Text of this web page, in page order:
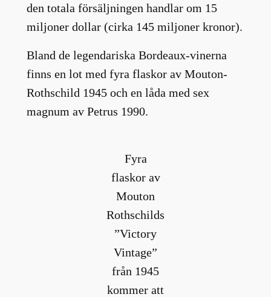
den totala försäljningen handlar om 15
miljoner dollar (cirka 145 miljoner kronor).
Bland de legendariska Bordeaux-vinerna
finns en lot med fyra flaskor av Mouton-
Rothschild 1945 och en låda med sex
magnum av Petrus 1990.
Fyra
flaskor av
Mouton
Rothschilds
”Victory
Vintage”
från 1945
kommer att